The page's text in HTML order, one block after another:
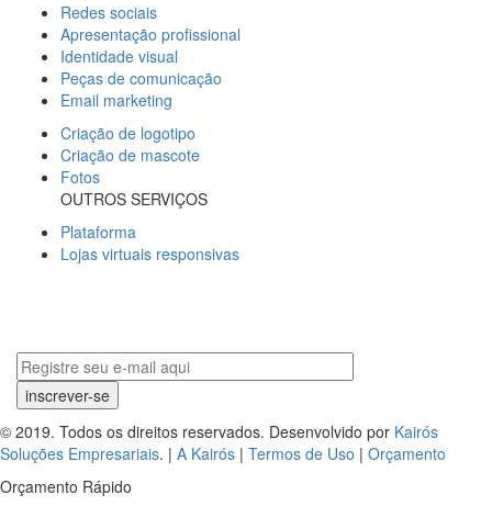
Redes sociais
Apresentação profissional
Identidade visual
Peças de comunicação
Email marketing
Criação de logotipo
Criação de mascote
Fotos
OUTROS SERVIÇOS
Plataforma
Lojas virtuais responsivas
© 2019. Todos os direitos reservados. Desenvolvido por Kairós
Soluções Empresariais. | A Kairós | Termos de Uso | Orçamento
Orçamento Rápido